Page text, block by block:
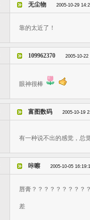
无尘物 2005-10-29
靠的太近了！
109962370 2005-10-22
眼神很棒
富图数码 2005-10-19
有一种说不出的感觉，总
咔嚓 2005-10-05
唇膏？？？？？？？？？
差